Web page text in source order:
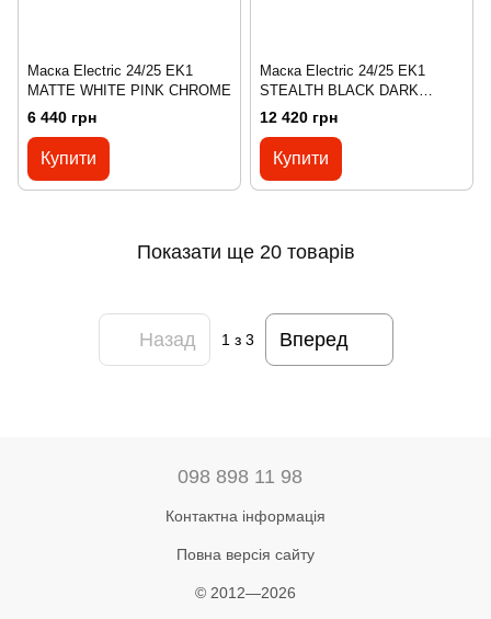
Маска Electric 24/25 EK1
MATTE WHITE PINK CHROME
6 440 грн
Купити
Маска Electric 24/25 EK1
STEALTH BLACK DARK
GREY+BL YELLOW
12 420 грн
Купити
Показати ще 20 товарів
Назад 1з 3 Вперед
098 898 11 98
Контактна інформація
Повна версія сайту
© 2012—2026